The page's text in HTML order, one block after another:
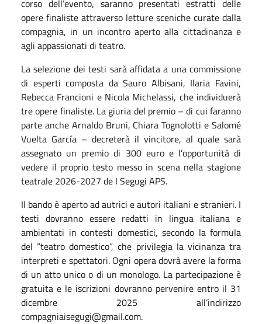
corso dell’evento, saranno presentati estratti delle
opere finaliste attraverso letture sceniche curate dalla
compagnia, in un incontro aperto alla cittadinanza e
agli appassionati di teatro.
La selezione dei testi sarà affidata a una commissione
di esperti composta da Sauro Albisani, Ilaria Favini,
Rebecca Francioni e Nicola Michelassi, che individuerà
tre opere finaliste. La giuria del premio – di cui faranno
parte anche Arnaldo Bruni, Chiara Tognolotti e Salomé
Vuelta García – decreterà il vincitore, al quale sarà
assegnato un premio di 300 euro e l’opportunità di
vedere il proprio testo messo in scena nella stagione
teatrale 2026-2027 de I Segugi APS.
Il bando è aperto ad autrici e autori italiani e stranieri. I
testi dovranno essere redatti in lingua italiana e
ambientati in contesti domestici, secondo la formula
del “teatro domestico”, che privilegia la vicinanza tra
interpreti e spettatori. Ogni opera dovrà avere la forma
di un atto unico o di un monologo. La partecipazione è
gratuita e le iscrizioni dovranno pervenire entro il 31
dicembre 2025 all’indirizzo
compagniaisegugi@gmail.com.